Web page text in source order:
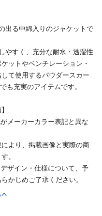
出る中綿入りのジャケットで
やすく、充分な耐水・透湿性
ットやベンチレーション・
て使用するパウダースカー
も充実のアイテムです。
メーカーカラー表記と異な
より、掲載画像と実際の商
。
ザイン・仕様について、予
かじめご了承ください。